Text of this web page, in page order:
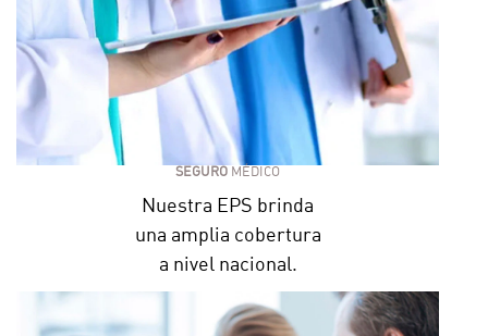
SEGURO MÉDICO
Nuestra EPS brinda
una amplia cobertura
a nivel nacional.